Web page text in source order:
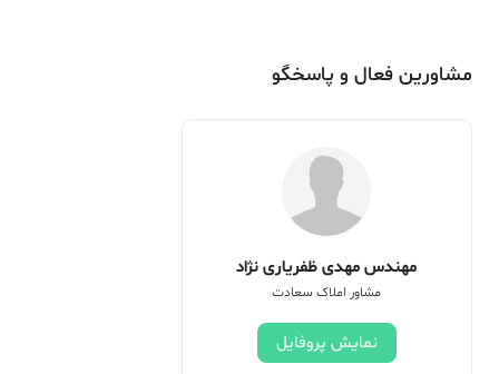
مشاورین فعال و پاسخگو
مهندس مهدی ظفریاری نژاد
مشاور املاک سعادت
نمایش پروفایل